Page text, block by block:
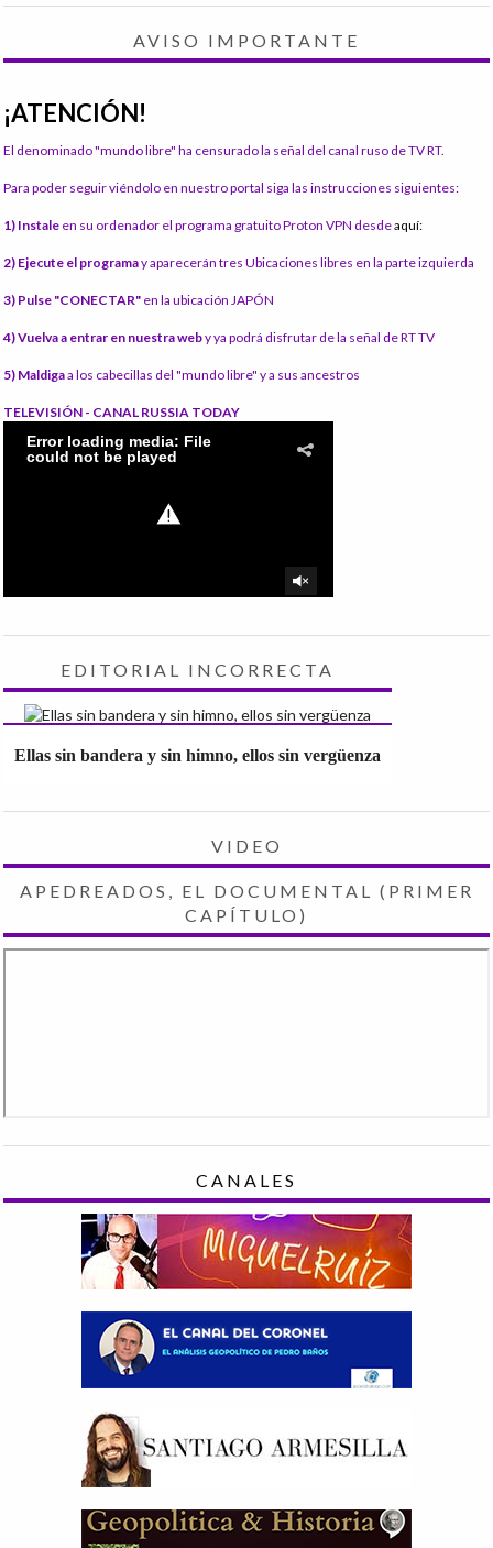
AVISO IMPORTANTE
¡ATENCIÓN!
El denominado "mundo libre" ha censurado la señal del canal ruso de TV RT.
Para poder seguir viéndolo en nuestro portal siga las instrucciones siguientes:
1) Instale en su ordenador el programa gratuito Proton VPN desdeaquí:
2) Ejecute el programay aparecerán tres Ubicaciones libres en la parte izquierda
3) Pulse "CONECTAR" en la ubicación JAPÓN
4) Vuelva a entrar en nuestra weby ya podrá disfrutar de la señal de RT TV
5) Maldigaa los cabecillas del "mundo libre" y a sus ancestros
TELEVISIÓN - CANAL RUSSIA TODAY
EDITORIAL INCORRECTA
Ellas sin bandera y sin himno, ellos sin vergüenza
VIDEO
APEDREADOS, EL DOCUMENTAL (PRIMER
CAPÍTULO)
CANALES